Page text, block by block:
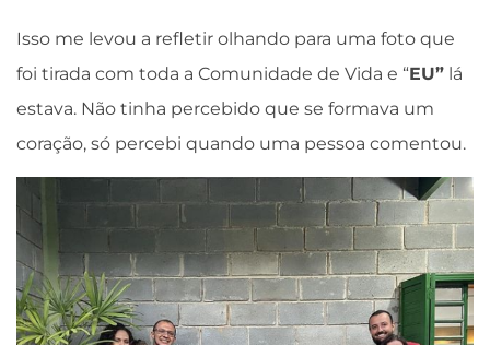
Isso me levou a refletir olhando para uma foto que
foi tirada com toda a Comunidade de Vida e “EU” lá
estava. Não tinha percebido que se formava um
coração, só percebi quando uma pessoa comentou.